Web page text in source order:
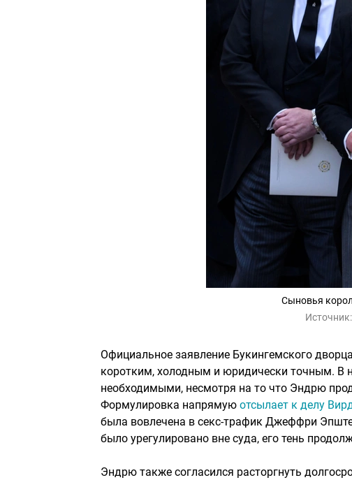
Сыновья
Источник:
Официальное заявление Букингемского
коротким, холодным и юридически точным. В
необходимыми, несмотря на то что Эндрю
Формулировка напрямую отсылает к делу
была вовлечена в секс-трафик Джеффри
было урегулировано вне суда, его тень
Эндрю также согласился расторгнуть